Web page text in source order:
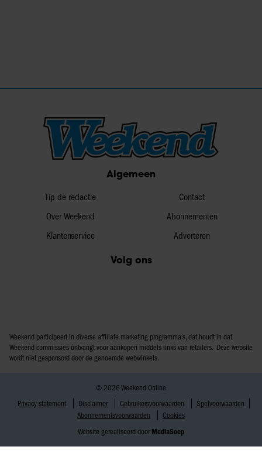
Algemeen
Tip de redactie
Over Weekend
Klantenservice
Contact
Abonnementen
Adverteren
Volg ons
Weekend participeert in diverse affiliate marketing programma’s, dat houdt in dat
Weekend commissies ontvangt voor aankopen middels links van retailers. Deze website
wordt niet gesponsord door de genoemde webwinkels.
© 2026 Weekend Online
Privacy statement
Disclaimer Gebruikersvoorwaarden
Spelvoorwaarden
Abonnementsvoorwaarden
Cookies
Website gerealiseerd door MediaSoep